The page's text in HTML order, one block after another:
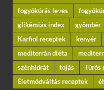
fogyókúrás leves
glikémiás index
gyömbér
Karfiol receptek
kenyér
mediterrán diéta
szénhidrát
tojás Túrós
Életmódváltás receptek